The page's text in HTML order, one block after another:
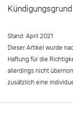
Stand: April 2021
Dieser Artikel wurde
Haftung für die
allerdings nicht
zusätzlich eine